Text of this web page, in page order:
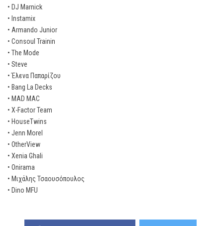
• DJ Marnick
• Instamix
• Armando Junior
• Consoul Trainin
• The Mode
• Steve
• Έλενα Παπαρίζου
• Bang La Decks
• MAD MAC
• X-Factor Team
• HouseTwins
• Jenn Morel
• OtherView
• Xenia Ghali
• Onirama
• Μιχάλης Τσαουσόπουλος
• Dino MFU